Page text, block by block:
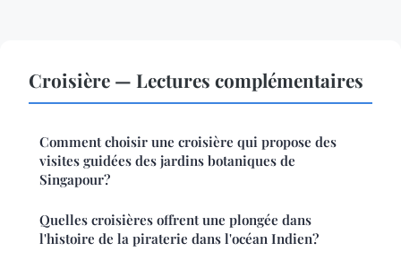
Croisière — Lectures complémentaires
Comment choisir une croisière qui propose des
visites guidées des jardins botaniques de
Singapour?
Quelles croisières offrent une plongée dans
l'histoire de la piraterie dans l'océan Indien?